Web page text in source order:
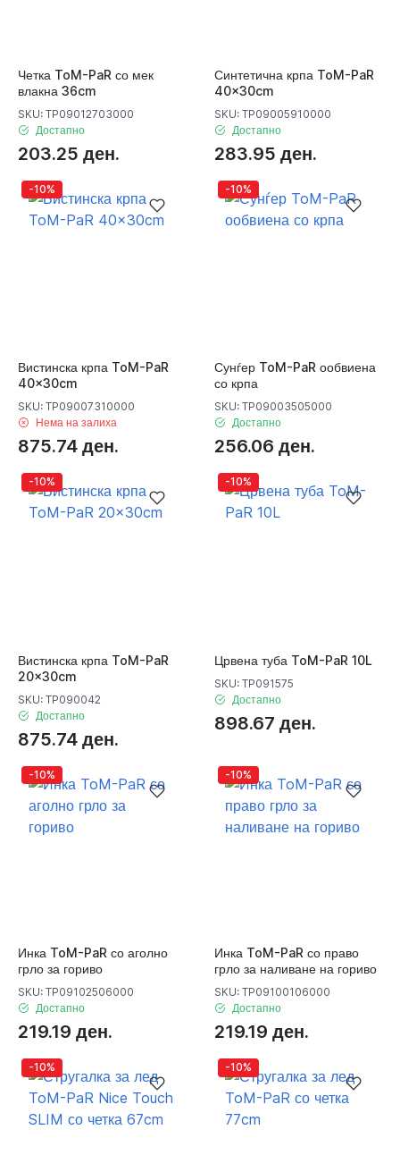
Четка ToM-PaR со мек
влакна 36cm
SKU: TP09012703000
Достапно
203.25 ден.
Синтетична крпа ToM-PaR
40x30cm
SKU: TP09005910000
Достапно
283.95 ден.
-10%
Вистинска крпа ToM-PaR
40x30cm
SKU: TP09007310000
Нема на залиха
875.74 ден.
-10%
Сунѓер ToM-PaR ообвиена
со крпа
SKU: TP09003505000
Достапно
256.06 ден.
-10%
Вистинска крпа ToM-PaR
20x30cm
SKU: TP090042
Достапно
875.74 ден.
-10%
Црвена туба ToM-PaR 10L
SKU: TP091575
Достапно
898.67 ден.
-10%
Инка ToM-PaR со аголно
грло за гориво
SKU: TP09102506000
Достапно
219.19 ден.
-10%
Инка ToM-PaR со право
грло за наливане на гориво
SKU: TP09100106000
Достапно
219.19 ден.
-10% -10%